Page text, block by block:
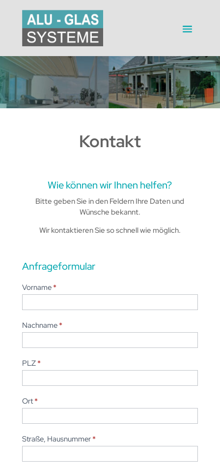
Kontakt
Wie können wir Ihnen helfen?
Bitte geben Sie in den Feldern Ihre Daten und
Wünsche bekannt.
Wir kontaktieren Sie so schnell wie möglich.
Anfrageformular
Anfrageformular
Vorname *
Nachname *
PLZ *
Ort*
Straße, Hausnummer *